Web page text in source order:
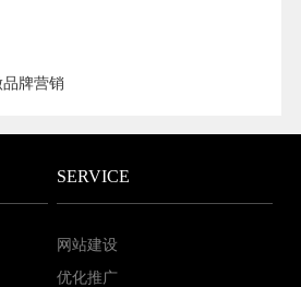
牌营销
SERVICE
网站建设
优化推广